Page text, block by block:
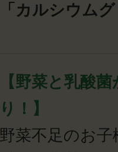
「カルシウム
【野菜と乳酸
り！】
野菜不足のお